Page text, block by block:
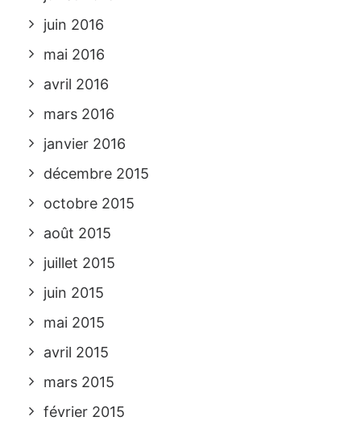
juin 2016
mai 2016
avril 2016
mars 2016
janvier 2016
décembre 2015
octobre 2015
août 2015
juillet 2015
juin 2015
mai 2015
avril 2015
mars 2015
février 2015